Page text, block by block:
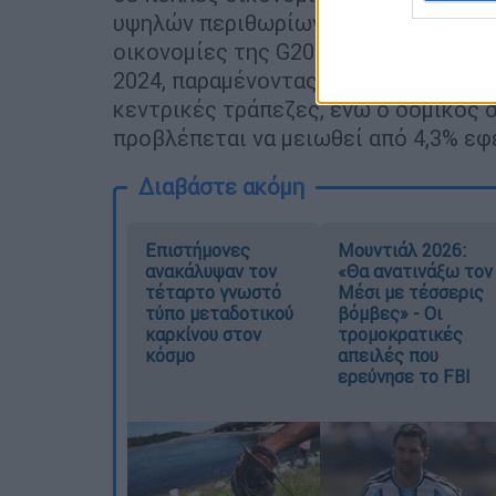
υψηλών περιθωρίων κέρδους σε
οικονομίες της G20 προβλέπεται
2024, παραμένοντας υψηλότερος
κεντρικές τράπεζες, ενώ ο δομικός
προβλέπεται να μειωθεί από 4,3%
Διαβάστε ακόμη
Επιστήμονες
ανακάλυψαν τον
τέταρτο γνωστό
τύπο μεταδοτικού
καρκίνου στον
κόσμο
Μουντιάλ 2026:
«Θα ανατινάξω τον
Μέσι με τέσσερις
βόμβες» - Οι
τρομοκρατικές
απειλές που
ερεύνησε το FBI